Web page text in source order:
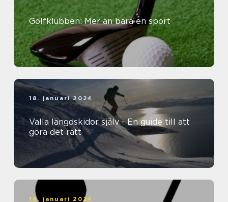
Golfklubben: Mer än bara en sport
18. januari 2024
Valla längdskidor själv - En guide till att
göra det rätt
18. januari 2024